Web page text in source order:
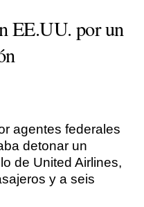
EE.UU. por un
agentes federales
detonar un
de United Airlines,
y a seis